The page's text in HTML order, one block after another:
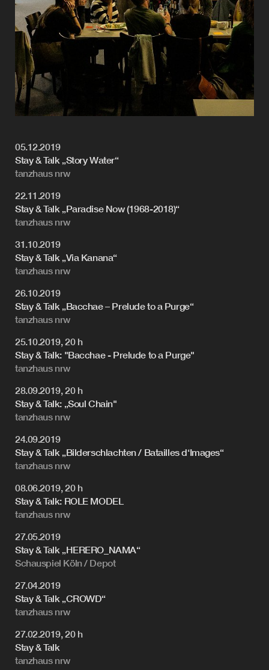
05.12.2019
Stay & Talk „Story Water“
tanzhaus nrw
22.11.2019
Stay & Talk „Paradise Now (1968-2018)“
tanzhaus nrw
31.10.2019
Stay & Talk „Via Kanana“
tanzhaus nrw
26.10.2019
Stay & Talk „Bacchae – Prelude to a Purge“
tanzhaus nrw
25.10.2019, 20 h
Stay & Talk: "Bacchae - Prelude to a Purge"
tanzhaus nrw
28.09.2019, 20 h
Stay & Talk: „Soul Chain"
tanzhaus nrw
24.09.2019
Stay & Talk „Bilderschlachten / Batailles d‘Images“
tanzhaus nrw
08.06.2019, 20 h
Stay & Talk: ROLE MODEL
tanzhaus nrw
27.05.2019
Stay & Talk „HERERO_NAMA“
Schauspiel Köln / Depot
27.04.2019
Stay & Talk „CROWD“
tanzhaus nrw
27.02.2019, 20 h
Stay & Talk
tanzhaus nrw